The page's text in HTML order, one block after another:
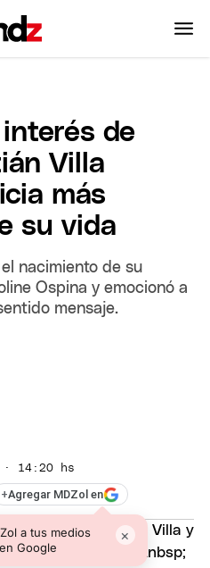
interés de
Villa
más
su vida
nacimiento de su
Ospina y emocionó a
mensaje.
14:20 hs
+Agregar MDZol en
a tus medios
Google
×